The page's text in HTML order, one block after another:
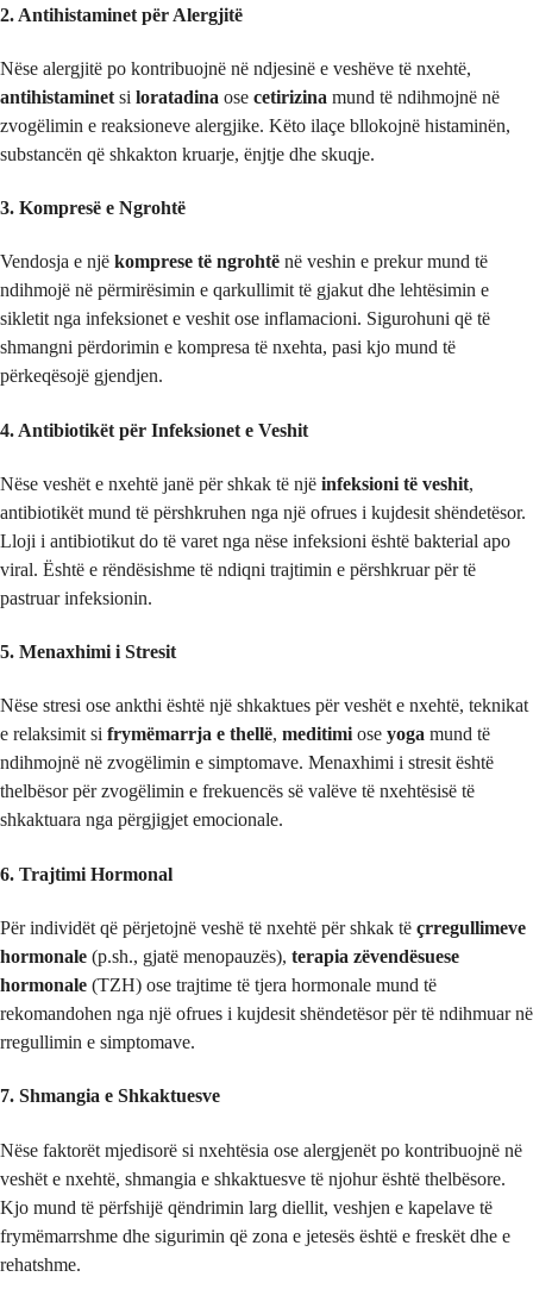
2. Antihistaminet për Alergjitë
Nëse alergjitë po kontribuojnë në ndjesinë e veshëve të nxehtë,
antihistaminet si loratadina ose cetirizina mund të ndihmojnë në
zvogëlimin e reaksioneve alergjike. Këto ilaçe bllokojnë histaminën,
substancën që shkakton kruarje, ënjtje dhe skuqje.
3. Kompresë e Ngrohtë
Vendosja e një komprese të ngrohtë në veshin e prekur mund të
ndihmojë në përmirësimin e qarkullimit të gjakut dhe lehtësimin e
sikletit nga infeksionet e veshit ose inflamacioni. Sigurohuni që të
shmangni përdorimin e kompresa të nxehta, pasi kjo mund të
përkeqësojë gjendjen.
4. Antibiotikët për Infeksionet e Veshit
Nëse veshët e nxehtë janë për shkak të një infeksioni të veshit,
antibiotikët mund të përshkruhen nga një ofrues i kujdesit shëndetësor.
Lloji i antibiotikut do të varet nga nëse infeksioni është bakterial apo
viral. Është e rëndësishme të ndiqni trajtimin e përshkruar për të
pastruar infeksionin.
5. Menaxhimi i Stresit
Nëse stresi ose ankthi është një shkaktues për veshët e nxehtë, teknikat
e relaksimit si frymëmarrja e thellë, meditimiose yoga mund të
ndihmojnë në zvogëlimin e simptomave. Menaxhimi i stresit është
thelbësor për zvogëlimin e frekuencës së valëve të nxehtësisë të
shkaktuara nga përgjigjet emocionale.
6. Trajtimi Hormonal
Për individët që përjetojnë veshë të nxehtë për shkak të çrregullimeve
hormonale (p.sh., gjatë menopauzës), terapia zëvendësuese
hormonale (TZH) ose trajtime të tjera hormonale mund të
rekomandohen nga një ofrues i kujdesit shëndetësor për të ndihmuar në
rregullimin e simptomave.
7. Shmangia e Shkaktuesve
Nëse faktorët mjedisorë si nxehtësia ose alergjenët po kontribuojnë në
veshët e nxehtë, shmangia e shkaktuesve të njohur është thelbësore.
Kjo mund të përfshijë qëndrimin larg diellit, veshjen e kapelave të
frymëmarrshme dhe sigurimin që zona e jetesës është e freskët dhe e
rehatshme.